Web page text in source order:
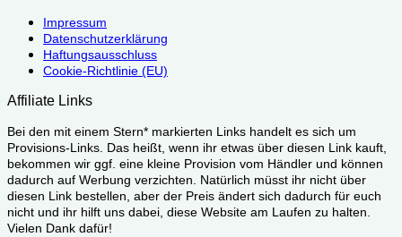
Impressum
Datenschutzerklärung
Haftungsausschluss
Cookie-Richtlinie (EU)
Affiliate Links
Bei den mit einem Stern* markierten Links handelt es sich um
Provisions-Links. Das heißt, wenn ihr etwas über diesen Link kauft,
bekommen wir ggf. eine kleine Provision vom Händler und können
dadurch auf Werbung verzichten. Natürlich müsst ihr nicht über
diesen Link bestellen, aber der Preis ändert sich dadurch für euch
nicht und ihr hilft uns dabei, diese Website am Laufen zu halten.
Vielen Dank dafür!